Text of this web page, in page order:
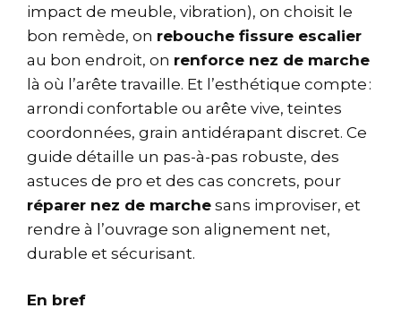
impact de meuble, vibration), on choisit le
bon remède, on rebouche fissure escalier
au bon endroit, on renforce nez de marche
là où l’arête travaille. Et l’esthétique compte :
arrondi confortable ou arête vive, teintes
coordonnées, grain antidérapant discret. Ce
guide détaille un pas-à-pas robuste, des
astuces de pro et des cas concrets, pour
réparer nez de marche sans improviser, et
rendre à l’ouvrage son alignement net,
durable et sécurisant.
En bref